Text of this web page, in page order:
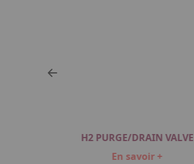
H2 PURGE/DRAIN VALVE
En savoir +